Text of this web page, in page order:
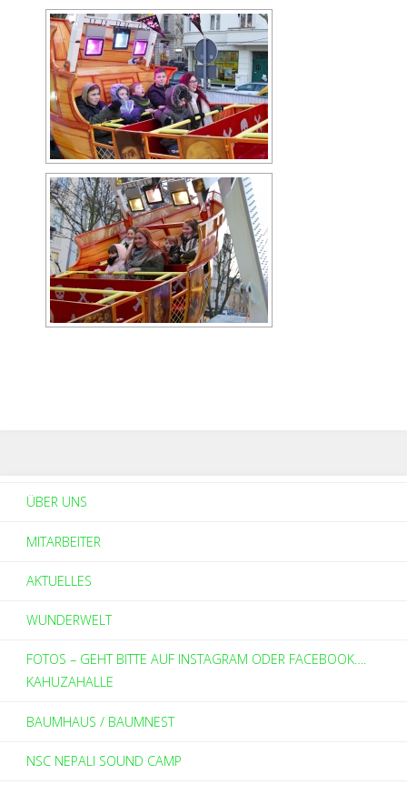
ÜBER UNS
MITARBEITER
AKTUELLES
WUNDERWELT
FOTOS – GEHT BITTE AUF INSTAGRAM ODER FACEBOOK….
KAHUZAHALLE
BAUMHAUS / BAUMNEST
NSC NEPALI SOUND CAMP